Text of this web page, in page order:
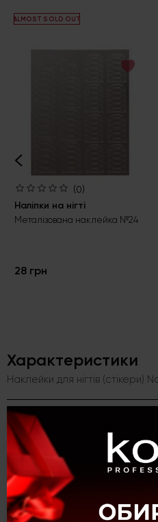
ALMOST SOLD OUT
(0)
Наліпки на нігті
Металізована наклейка №24
28 грн
Характеристики
Наклейки для нігтів (стікери)
Kолекція
Категорія Все для дизайну
Опис
Наклейки для нігтів (стікери)